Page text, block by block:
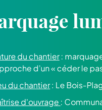
du chantier:
d’un « céder le
du chantier: Le Bois-
d'ouvrage :